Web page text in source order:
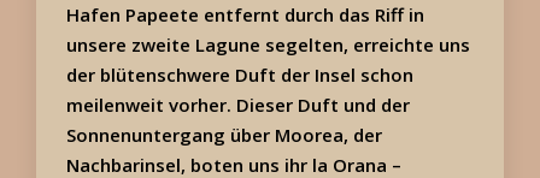
Hafen Papeete entfernt durch das Riff in
unsere zweite Lagune segelten, erreichte uns
der blütenschwere Duft der Insel schon
meilenweit vorher. Dieser Duft und der
Sonnenuntergang über Moorea, der
Nachbarinsel, boten uns ihr la Orana –